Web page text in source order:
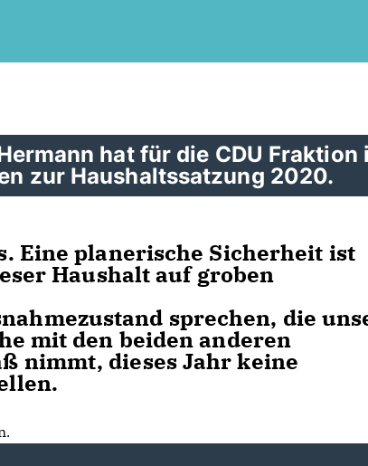
hat für die CDU Fraktion
zur Haushaltssatzung 2020.
Eine planerische Sicherheit ist
Haushalt auf groben
sprechen, die
mit den beiden anderen
nimmt, dieses Jahr keine